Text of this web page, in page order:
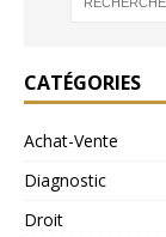
CATÉGORIES
Achat-Vente
Diagnostic
Droit